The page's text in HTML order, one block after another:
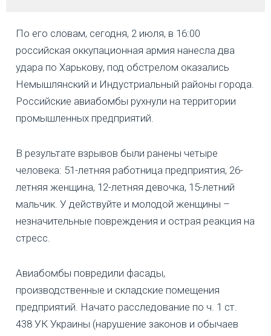
По его словам, сегодня, 2 июля, в 16:00
российская оккупационная армия нанесла два
удара по Харькову, под обстрелом оказались
Немышлянский и Индустриальный районы города.
Российские авиабомбы рухнули на территории
промышленных предприятий.
В результате взрывов были ранены четыре
человека: 51-летняя работница предприятия, 26-
летняя женщина, 12-летняя девочка, 15-летний
мальчик. У действуйте и молодой женщины –
незначительные повреждения и острая реакция на
стресс.
Авиабомбы повредили фасады,
производственные и складские помещения
предприятий. Начато расследование по ч. 1 ст.
438 УК Украины (нарушение законов и обычаев